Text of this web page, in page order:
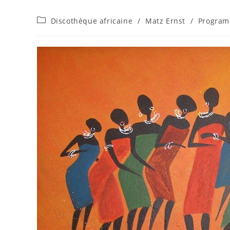
Beitrags-
Discothèque africaine / Matz Ernst /